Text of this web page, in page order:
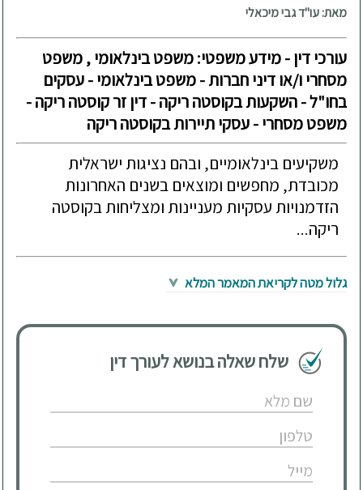
מאת: עו"ד גבי מיכאלי
עורכי דין - מידע משפטי: משפט בינלאומי , משפט
מסחרי ו/או דיני חברות - משפט בינלאומי - עסקים
בחו"ל - השקעות בקוסטה ריקה - דין זר קוסטה ריקה -
משפט מסחרי - עסקי תיירות בקוסטה ריקה
משקיעים בינלאומיים, ובהם נציגות ישראלית
מכובדת, מחפשים ומוצאים בשנים האחרונות
הזדמנויות עסקיות מעניינות ומצליחות בקוסטה
ריקה...
גלול מטה לקריאת המאמר המלא
שלח שאלה בנושא לעורך דין